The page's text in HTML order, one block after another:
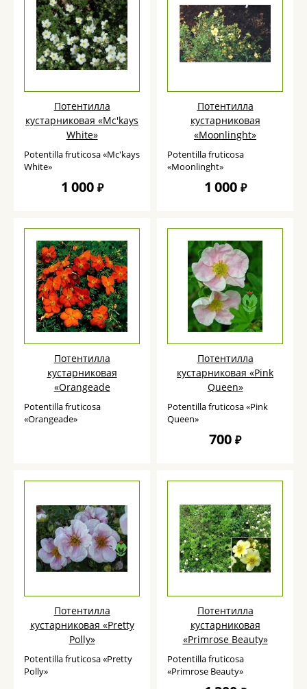
Потентилла
кустарниковая «Mc'kays
White»
Potentilla fruticosa «Mc'kays
White»
1 000 ₽
Потентилла
кустарниковая
«Moonlinght»
Potentilla fruticosa
«Moonlinght»
1 000 ₽
Потентилла
кустарниковая
«Orangeade
Potentilla fruticosa
«Orangeade»
Потентилла
кустарниковая «Pink
Queen»
Potentilla fruticosa «Pink
Queen»
700 ₽
Потентилла
кустарниковая «Pretty
Polly»
Potentilla fruticosa «Pretty
Polly»
Потентилла
кустарниковая
«Primrose Beauty»
Potentilla fruticosa
«Primrose Beauty»